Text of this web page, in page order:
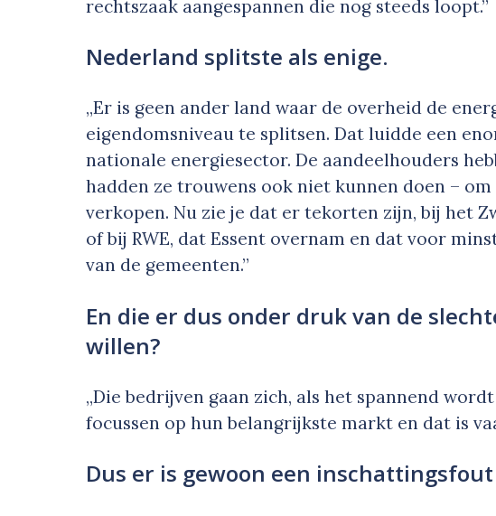
rechtszaak aangespannen die nog steeds loopt.”
Nederland splitste als enige.
„Er is geen ander land waar de overheid de
eigendomsniveau te splitsen. Dat luidde een
nationale energiesector. De aandeelhouders
hadden ze trouwens ook niet kunnen doen –
verkopen. Nu zie je dat er tekorten zijn, bij het
of bij RWE, dat Essent overnam en dat voor
van de gemeenten.”
En die er dus onder druk van de
willen?
„Die bedrijven gaan zich, als het spannend
focussen op hun belangrijkste markt en dat is
Dus er is gewoon een